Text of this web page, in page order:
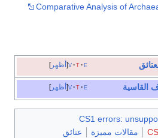
Comparative Analysis of
أظهر v t e
أظهر v t e القاسية
CS1 errors:
مقالات مميزة
عتائق